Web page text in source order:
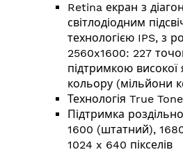
Retina екран з
світлодіодним
технологією IPS, з
2560x1600: 227
підтримкою високої
кольору (мільйони
Технологія True Tone
Підтримка
1600 (штатний),
1024 x 640 пікселів